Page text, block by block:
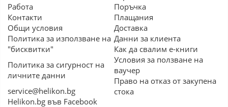
Работа
Контакти
Общи условия
Политика за използване на
"бисквитки"
Политика за сигурност на
личните данни
service@helikon.bg
Helikon.bg във Facebook
Поръчка
Плащания
Доставка
Данни за клиента
Как да свалим е-книги
Условия за ползване на
ваучер
Право на отказ от закупена
стока